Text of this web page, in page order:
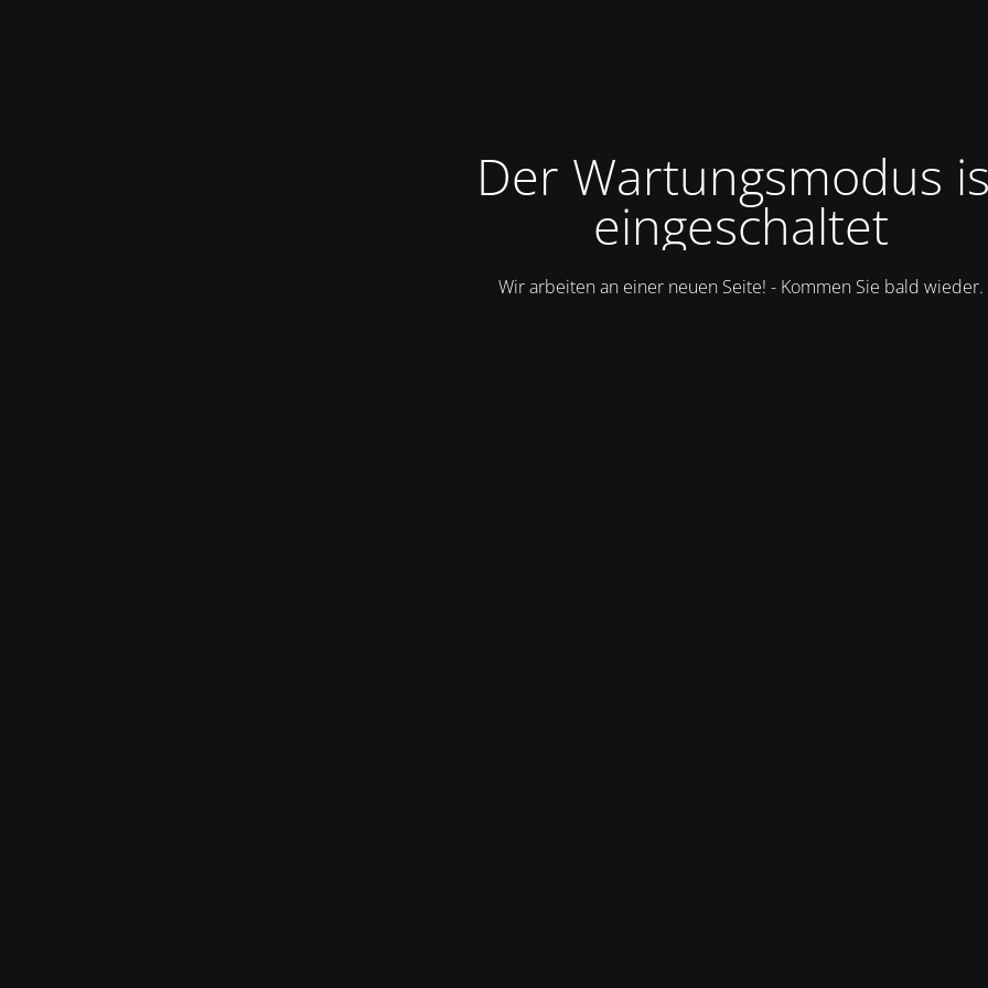
Der Wartungsmodus
eingeschaltet
Wir arbeiten an einer neuen Seite! - Kommen Sie bald wieder.